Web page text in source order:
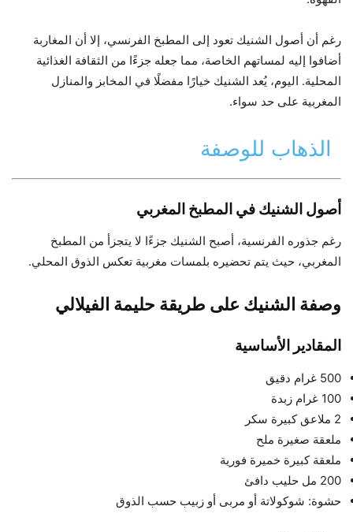
رغم أن أصول الشنيك تعود إلى المطبخ الفرنسي، إلا أن المغاربة
أضافوا إليه لمساتهم الخاصة، مما جعله جزءًا من الثقافة الغذائية
المحلية. اليوم، يُعد الشنيك خيارًا مفضلًا في المخابز والمنازل
المغربية على حد سواء.
الذهاب للوصفة
أصول الشنيك في المطبخ المغربي
رغم جذوره الفرنسية، أصبح الشنيك جزءًا لا يتجزأ من المطبخ
المغربي، حيث يتم تحضيره بلمسات مغربية تعكس الذوق المحلي.
وصفة الشنيك على طريقة حليمة الفيلالي
المقادير الأساسية
500 غرام دقيق
100 غرام زبدة
2 ملاعق كبيرة سكر
ملعقة صغيرة ملح
ملعقة كبيرة خميرة فورية
200 مل حليب دافئ
حشوة: شوكولاتة أو مربى أو زبيب حسب الذوق